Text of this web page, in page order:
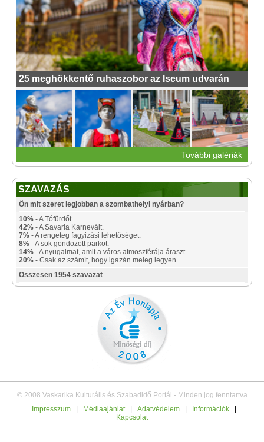
25 meghökkentő ruhaszobor az Iseum udvarán
További galériák
SZAVAZÁS
Ön mit szeret legjobban a szombathelyi nyárban?
10% - A Tófürdőt.
42% - A Savaria Karnevált.
7% - A rengeteg fagyizási lehetőséget.
8% - A sok gondozott parkot.
14% - A nyugalmat, amit a város atmoszférája áraszt.
20% - Csak az számít, hogy igazán meleg legyen.
Összesen 1954 szavazat
© 2008 Vaskarika Kulturális és Szabadidő Portál - Minden jog fenntartva
Impresszum
Médiaajánlat Adatvédelem Információk
Kapcsolat